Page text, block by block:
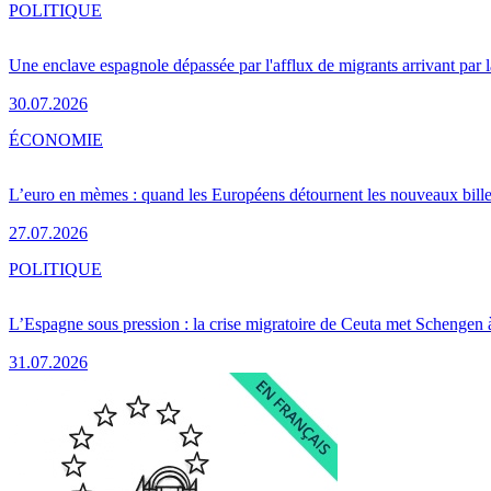
Une enclave espagnole dépassée par l'afflux de migrants arrivant par
30.07.2026
POLITIQUE
L’euro en mèmes : quand les Européens détournent les nouveaux
27.07.2026
ÉCONOMIE
L’Espagne sous pression : la crise migratoire de Ceuta met Schengen
31.07.2026
POLITIQUE